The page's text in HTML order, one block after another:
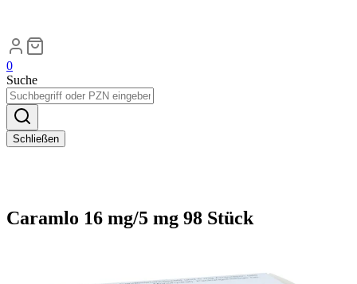
0
Suche
Schließen
Caramlo 16 mg/5 mg 98 Stück